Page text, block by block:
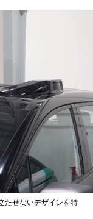
たせないデザインを特